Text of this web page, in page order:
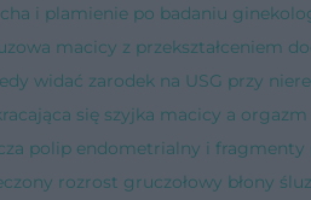
i plamienie po badaniu
macicy z przekształceniem
widać zarodek na USG przy
się szyjka macicy a
polip endometrialny i
rozrost gruczołowy błony